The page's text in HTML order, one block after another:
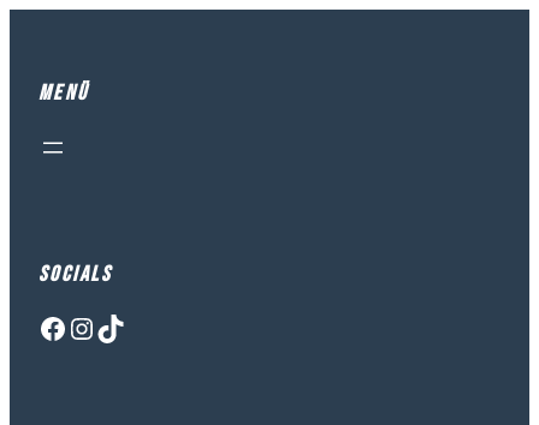
Menü
Socials
Facebook Instagram TikTok